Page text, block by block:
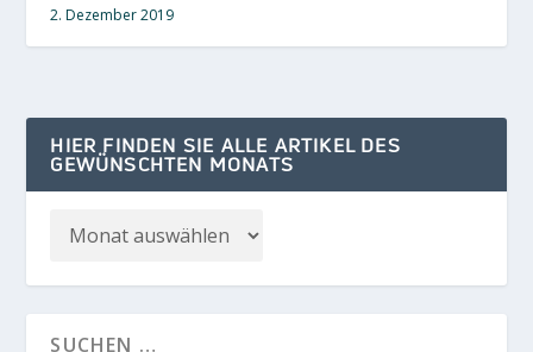
2. Dezember 2019
HIER FINDEN SIE ALLE ARTIKEL DES
GEWÜNSCHTEN MONATS